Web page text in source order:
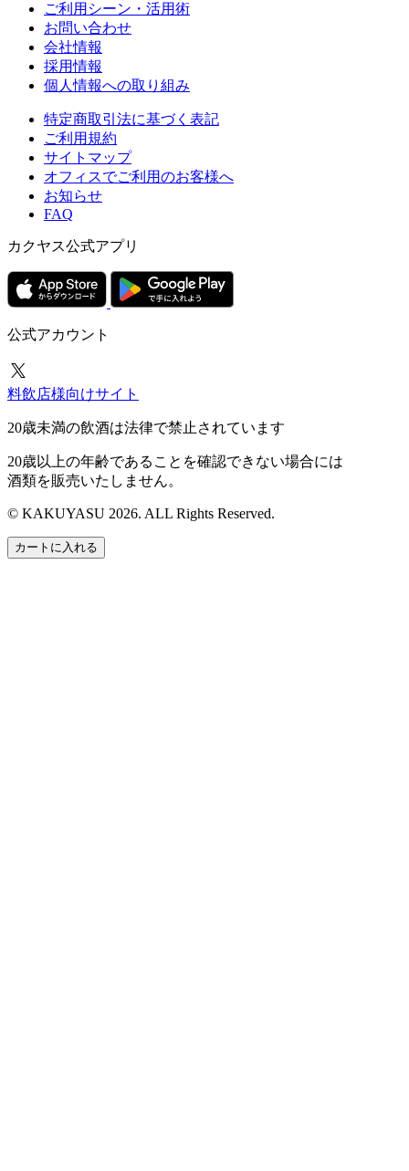
ご利用シーン・活用術
お問い合わせ
会社情報
採用情報
個人情報への取り組み
特定商取引法に基づく表記
ご利用規約
サイトマップ
オフィスでご利用のお客様へ
お知らせ
FAQ
カクヤス公式アプリ
公式アカウント
料飲店様向けサイト
20歳未満の飲酒は法律で禁止されています
20歳以上の年齢であることを確認できない場合には
酒類を販売いたしません。
© KAKUYASU 2026. ALL Rights Reserved.
カートに入れる